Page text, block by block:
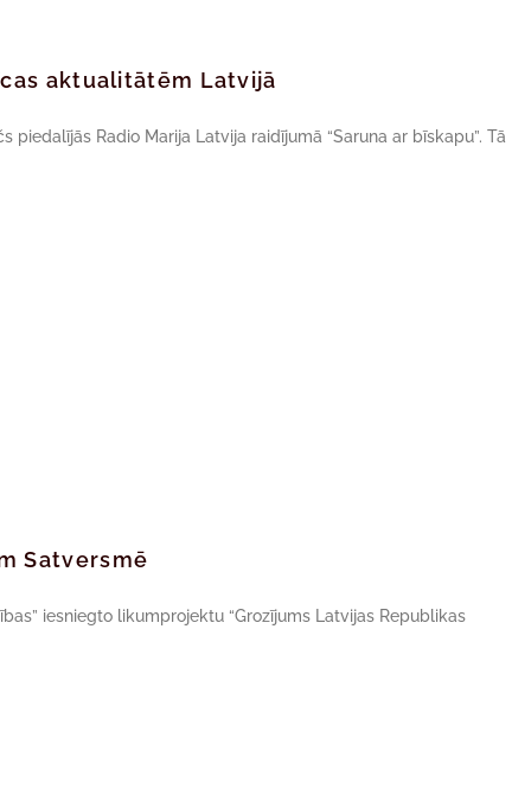
aktualitātēm Latvijā
Radio Marija Latvija raidījumā “Saruna ar bīskapu”. Tā
Satversmē
iesniegto likumprojektu “Grozījums Latvijas Republikas